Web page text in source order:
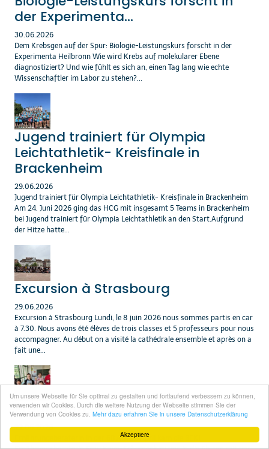
Akzeptiere
Um unsere Webseite für Sie optimal zu gestalten und fortlaufend verbessern zu können,
verwenden wir Cookies. Durch die weitere Nutzung der Webseite stimmen Sie der
Verwendung von Cookies zu. Mehr dazu erfahren Sie in unsere Datenschutzerklärung
der Experimenta...
30.06.2026
Dem Krebsgen auf der Spur: Biologie-Leistungskurs forscht in der
Experimenta Heilbronn Wie wird Krebs auf molekularer Ebene
diagnostiziert? Und wie fühlt es sich an, einen Tag lang wie echte
Wissenschaftler im Labor zu stehen?...
Jugend trainiert für Olympia
Leichtathletik- Kreisfinale in
Brackenheim
29.06.2026
Jugend trainiert für Olympia Leichtathletik- Kreisfinale in Brackenheim
Am 24. Juni 2026 ging das HCG mit insgesamt 5 Teams in Brackenheim
bei Jugend trainiert für Olympia Leichtathletik an den Start.Aufgrund
der Hitze hatte...
Excursion à Strasbourg
29.06.2026
Excursion à Strasbourg Lundi, le 8 juin 2026 nous sommes partis en car
à 7.30. Nous avons été élèves de trois classes et 5 professeurs pour nous
accompagner. Au début on a visité la cathédrale ensemble et après on a
fait une...
Ernährungsberaterin in der 6B
22.06.2026
Ernährungsberaterin in der 6B Am 17. April kam die BEKI-